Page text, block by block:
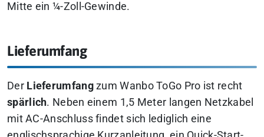
Mitte ein ¼-Zoll-Gewinde.
Lieferumfang
Der Lieferumfangzum Wanbo ToGo Pro ist recht
spärlich. Neben einem 1,5 Meter langen Netzkabel
mit AC-Anschluss findet sich lediglich eine